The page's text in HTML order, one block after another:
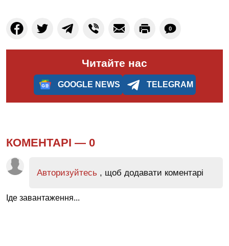
0
Читайте нас
GOOGLE NEWS TELEGRAM
КОМЕНТАРІ — 0
Авторизуйтесь , щоб додавати коментарі
Іде завантаження...